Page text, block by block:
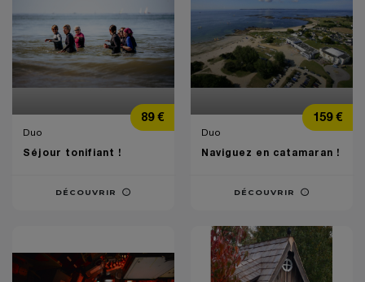
Prix89 €
Duo
Séjour tonifiant !
DÉCOUVRIR
Prix159 €
Duo
Naviguez en catamaran !
DÉCOUVRIR